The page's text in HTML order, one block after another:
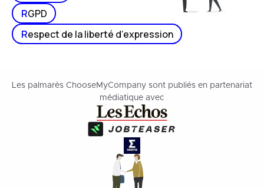
RGPD
Respect de la liberté d’expression
Les palmarès ChooseMyCompany sont publiés en partenariat
médiatique avec